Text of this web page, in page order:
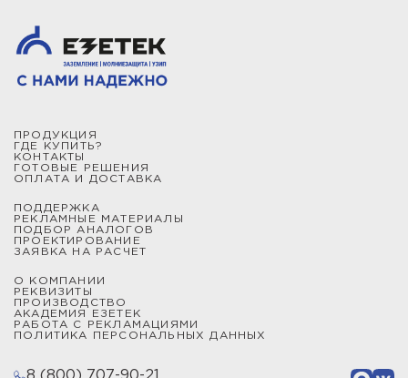
ПРОДУКЦИЯ
ГДЕ КУПИТЬ?
КОНТАКТЫ
ГОТОВЫЕ РЕШЕНИЯ
ОПЛАТА И ДОСТАВКА
ПОДДЕРЖКА
РЕКЛАМНЫЕ МАТЕРИАЛЫ
ПОДБОР АНАЛОГОВ
ПРОЕКТИРОВАНИЕ
ЗАЯВКА НА РАСЧЕТ
О КОМПАНИИ
РЕКВИЗИТЫ
ПРОИЗВОДСТВО
АКАДЕМИЯ ЕЗЕТЕК
РАБОТА С РЕКЛАМАЦИЯМИ
ПОЛИТИКА ПЕРСОНАЛЬНЫХ ДАННЫХ